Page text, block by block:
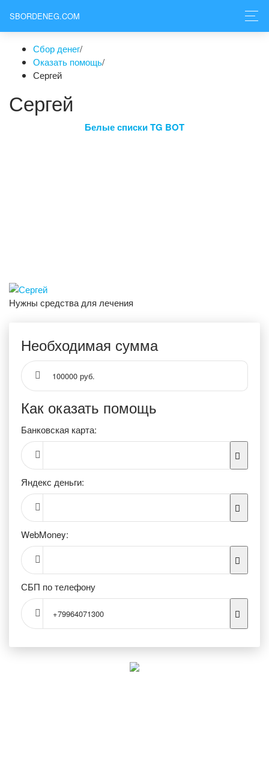
SBORDENEG.COM
Сбор денег/
Оказать помощь/
Сергей
Сергей
Белые списки TG BOT
Нужны средства для лечения
Необходимая сумма
100000 руб.
Как оказать помощь
Банковская карта:
Яндекс деньги:
WebMoney:
СБП по телефону
+79964071300